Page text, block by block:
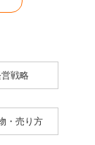
戦略
・売り方